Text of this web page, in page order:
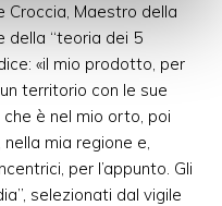
Croccia, Maestro della
della “teoria dei 5
«il mio prodotto, per
territorio con le sue
è nel mio orto, poi
mia regione e,
per l’appunto. Gli
selezionati dal vigile